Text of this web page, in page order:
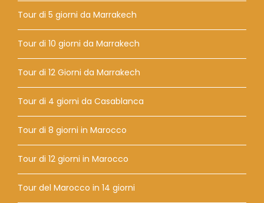
Tour di 5 giorni da Marrakech
Tour di 10 giorni da Marrakech
Tour di 12 Giorni da Marrakech
Tour di 4 giorni da Casablanca
Tour di 8 giorni in Marocco
Tour di 12 giorni in Marocco
Tour del Marocco in 14 giorni